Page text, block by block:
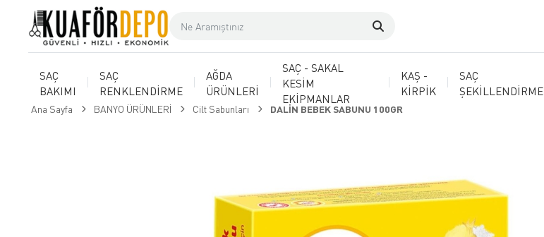
SAÇ
BAKIMI
SAÇ
RENKLENDİRME
AĞDA
ÜRÜNLERİ
SAÇ - SAKAL
KESİM
EKİPMANLAR
KAŞ -
KİRPİK
SAÇ
ŞEKİLLENDİRME
Ana Sayfa BANYO ÜRÜNLERİ Cilt Sabunları DALİN BEBEK SABUNU 100GR